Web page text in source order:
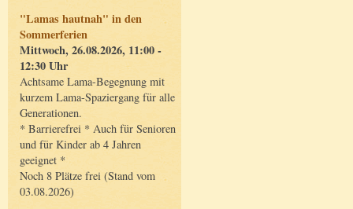
"Lamas hautnah" in den
Sommerferien
Mittwoch, 26.08.2026, 11:00 -
12:30 Uhr
Achtsame Lama-Begegnung mit
kurzem Lama-Spaziergang für alle
Generationen.
* Barrierefrei * Auch für Senioren
und für Kinder ab 4 Jahren
geeignet *
Noch 8 Plätze frei (Stand vom
03.08.2026)